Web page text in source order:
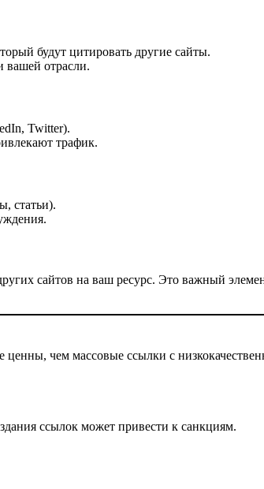
будут цитировать другие сайты.
вашей отрасли.
Twitter).
трафик.
статьи).
сайтов на ваш ресурс. Это важный
чем массовые ссылки с
ссылок может привести к санкциям.